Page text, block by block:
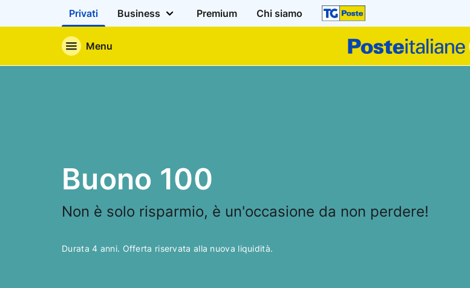
Privati Business Premium Chi siamo
Menu
Poste
Italiane
Buono 100
Non è solo risparmio, è un'occasione da non perdere!
Durata 4 anni. Offerta riservata alla nuova liquidità.